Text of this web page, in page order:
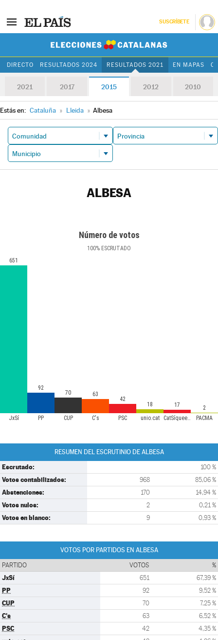
SUSCRÍBETE
DIRECTO RESULTADOS 2024 RESULTADOS 2021 EN MAPAS
2021 2017 2015 2012 2010
Estás en: Cataluña » Lleida » Albesa
ALBESA
Número de votos
100% ESCRUTADO
JxSí PP CUP C's PSC unio.cat CatSíqueesPot PACMA
651
92
70 63
42
18 17 2
RESUMEN DEL ESCRUTINIO DE ALBESA
Escrutado: 100 %
Votos contabilizados: 968 85,06 %
Abstenciones: 170 14,94 %
Votos nulos: 2 0,21 %
Votos en blanco: 9 0,93 %
VOTOS POR PARTIDOS EN ALBESA
PARTIDO VOTOS %
JxSí 651 67,39 %
PP 92 9,52 %
CUP 70 7,25 %
C's 63 6,52 %
PSC 42 4,35 %